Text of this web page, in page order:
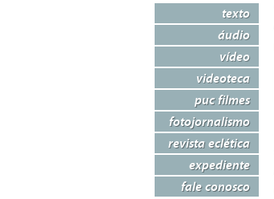
texto
áudio
vídeo
videoteca
puc filmes
fotojornalismo
revista eclética
expediente
fale conosco